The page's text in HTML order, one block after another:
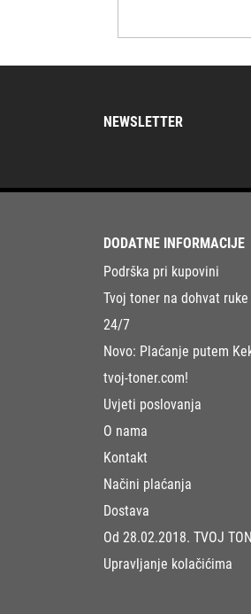
NEWSLETTER
DODATNE INFORMACIJE
Podrška pri kupovini
Tvoj toner na dohvat
24/7
Novo: Plaćanje putem
tvoj-toner.com!
Uvjeti poslovanja
O nama
Kontakt
Načini plaćanja
Dostava
Od 28.02.2018. TVOJ
Upravljanje kolačićima